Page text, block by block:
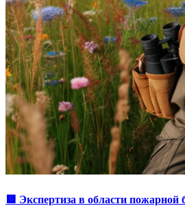
🟥 Экспертиза в области пожарной